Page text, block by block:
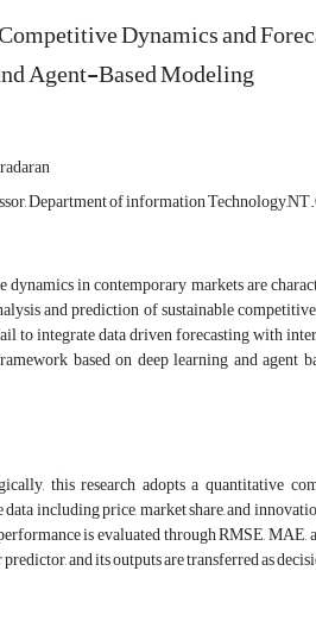
Dynamics and
Agent-Based Modeling
Department of information
dynamics in contemporary markets are
and prediction of sustainable
to integrate data driven forecasting with
based on deep learning and agent
this research adopts a quantitative
including price, market share, and
is evaluated through RMSE, MAE,
and its outputs are transferred as